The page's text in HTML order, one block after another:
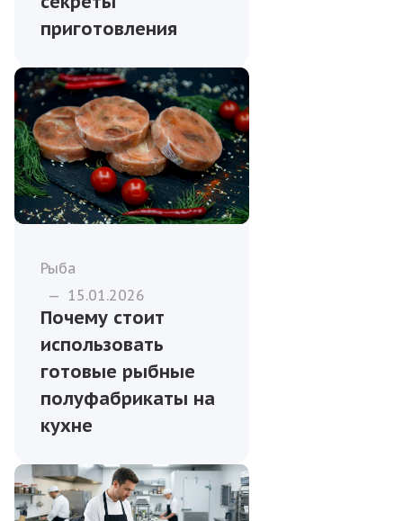
приготовления
Рыба
— 15.01.2026
Почему стоит
использовать
готовые рыбные
полуфабрикаты на
кухне